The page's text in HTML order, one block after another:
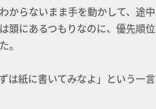
からないまま手を動かして、途中
頭にあるつもりなのに、優先順位
。
は紙に書いてみなよ」という一言